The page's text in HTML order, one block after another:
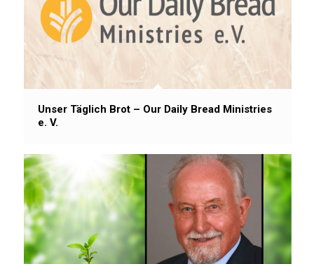
Unser Täglich Brot – Our Daily Bread Ministries
e. V.